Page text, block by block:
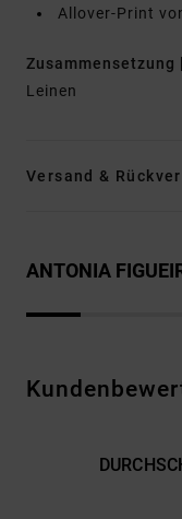
Allover-Print
Zusammensetzung
Leinen
Versand &
ANTONIA